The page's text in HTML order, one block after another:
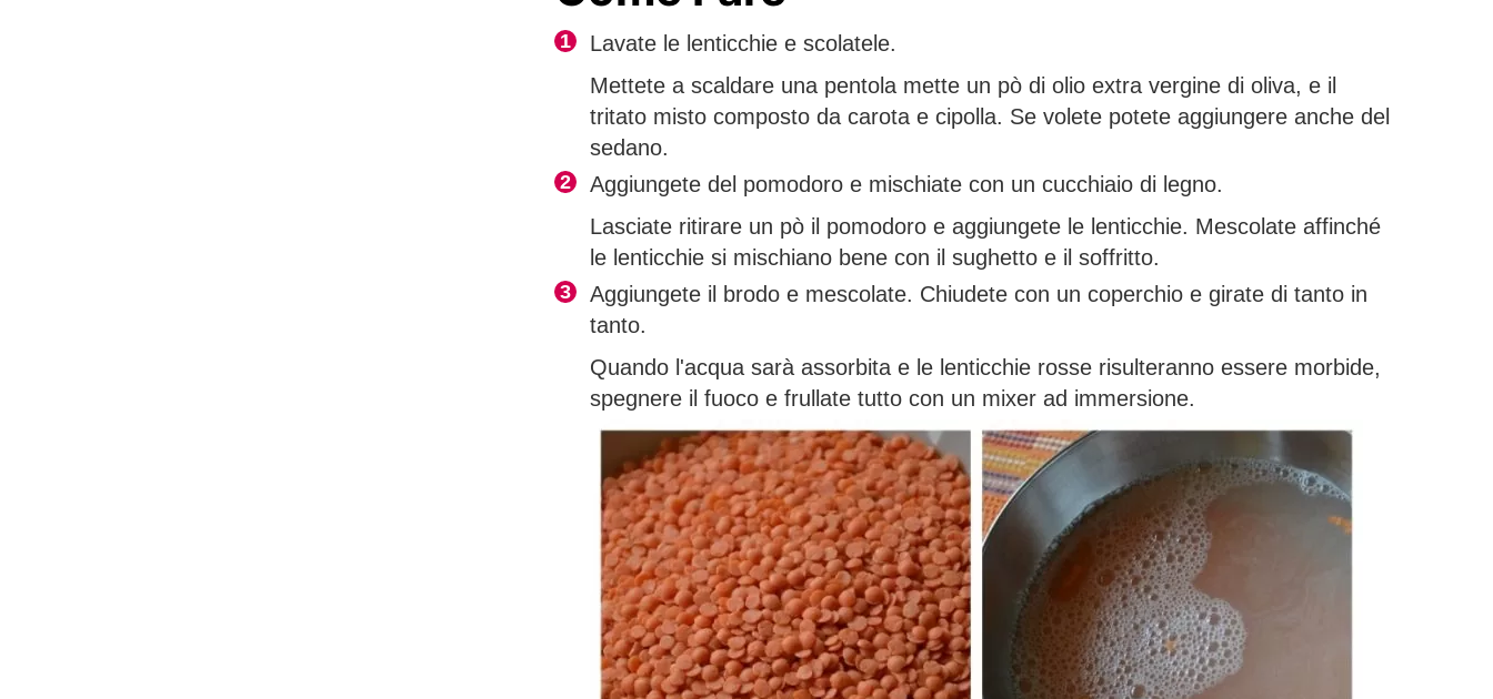
Lavate le lenticchie e scolatele.
Mettete a scaldare una pentola mette un pò di olio extra vergine di oliva, e il
tritato mistocomposto da carota e cipolla. Se volete potete aggiungere anche del
sedano.
Aggiungete del pomodoro e mischiate con un cucchiaio di legno.
Lasciate ritirare un pò il pomodoro e aggiungete le lenticchie. Mescolate affinché
le lenticchiesi mischiano bene con il sughetto e il soffritto.
Aggiungete il brodo e mescolate. Chiudete con un coperchio e girate di tanto in
tanto.
Quando l'acqua sarà assorbita e le lenticchie rosse risulteranno essere morbide,
spegnere ilfuoco e frullate tutto con un mixer ad immersione.